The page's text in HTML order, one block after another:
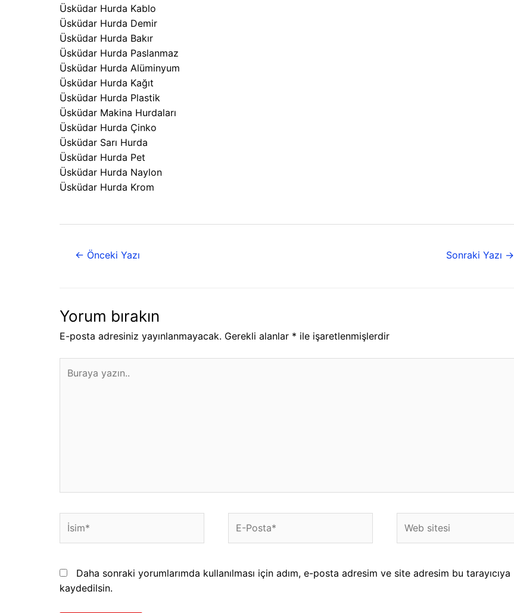
Üsküdar Hurda Kablo
Üsküdar Hurda Demir
Üsküdar Hurda Bakır
Üsküdar Hurda Paslanmaz
Üsküdar Hurda Alüminyum
Üsküdar Hurda Kağıt
Üsküdar Hurda Plastik
Üsküdar Makina Hurdaları
Üsküdar Hurda Çinko
Üsküdar Sarı Hurda
Üsküdar Hurda Pet
Üsküdar Hurda Naylon
Üsküdar Hurda Krom
← Önceki Yazı Sonraki Yazı →
Yorum bırakın
E-posta adresiniz yayınlanmayacak. Gerekli alanlar * ile işaretlenmişlerdir
yazın..
Posta*
sitesi
Daha sonraki yorumlarımda kullanılması için adım, e-posta adresim ve site adresim bu tarayıcıya
kaydedilsin.